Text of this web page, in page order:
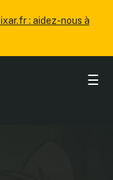
: aidez-nous à
☰